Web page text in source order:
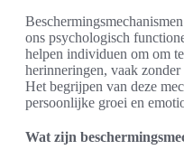
ons psychologisch
helpen individuen om om
herinneringen, vaak
Het begrijpen van deze
persoonlijke groei en
Wat zijn